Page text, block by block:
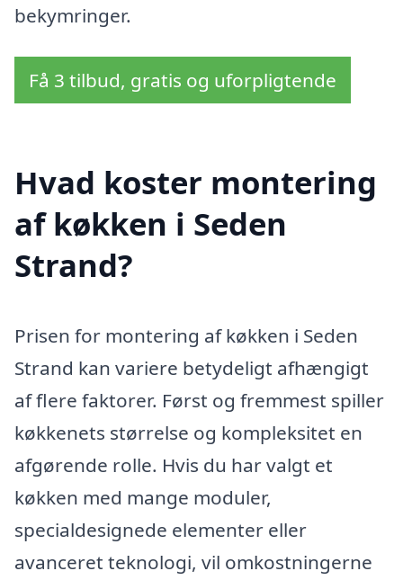
bekymringer.
Få 3 tilbud, gratis og uforpligtende
Hvad koster montering
af køkken i Seden
Strand?
Prisen for montering af køkken i Seden
Strand kan variere betydeligt afhængigt
af flere faktorer. Først og fremmest spiller
køkkenets størrelse og kompleksitet en
afgørende rolle. Hvis du har valgt et
køkken med mange moduler,
specialdesignede elementer eller
avanceret teknologi, vil omkostningerne